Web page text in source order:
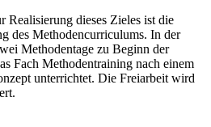
Realisierung dieses Zieles ist die
des Methodencurriculums. In der
Methodentage zu Beginn der
Fach Methodentraining nach einem
unterrichtet. Die Freiarbeit wird